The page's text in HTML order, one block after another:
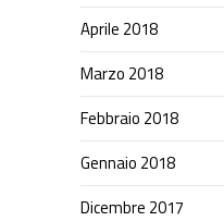
Aprile 2018
Marzo 2018
Febbraio 2018
Gennaio 2018
Dicembre 2017